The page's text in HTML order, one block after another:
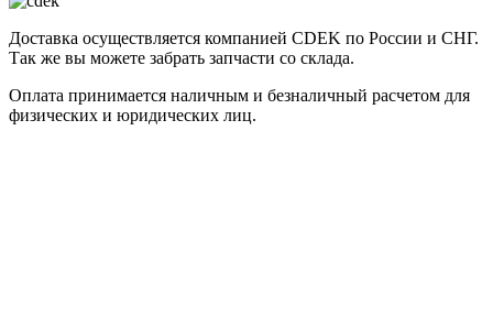
Доставка осуществляется компанией CDEK по России и СНГ.
Так же вы можете забрать запчасти со склада.
Оплата принимается наличным и безналичный расчетом для
физических и юридических лиц.